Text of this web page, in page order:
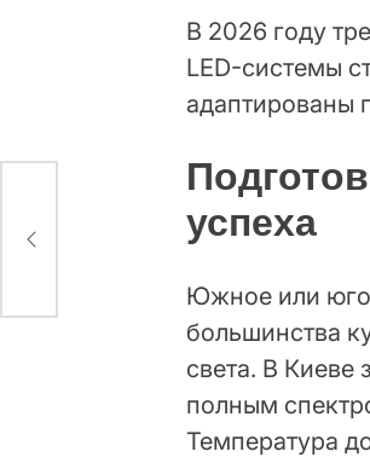
В 2026 году
LED-системы
адаптированы
успеха
Южное или
большинства
света. В Киеве
полным
Температура